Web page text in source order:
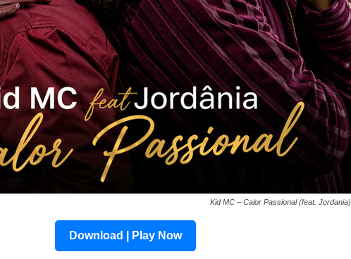
Kid MC – Calor Passional (feat. Jordania)
Download | Play Now